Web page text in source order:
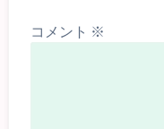
コメント ※